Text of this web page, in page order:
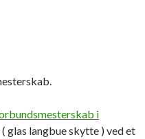
i
glas langbue skytte ) ved et